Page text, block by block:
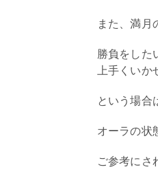
また、満月
勝負をした
上手くいか
という場合
オーラの状
ご参考にさ